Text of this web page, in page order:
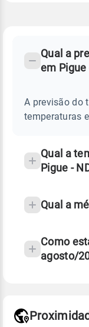
Perguntas
sobre
chuva
temperatura
Qual a
em Pigue
A previsão do
temperaturas
Qual a
Pigue -
Qual a
Como
agosto/